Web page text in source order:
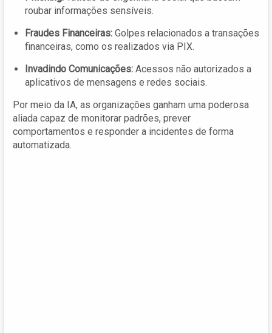
roubar informações sensíveis.
Fraudes Financeiras: Golpes relacionados a transações
financeiras, como os realizados via PIX.
Invadindo Comunicações: Acessos não autorizados a
aplicativos de mensagens e redes sociais.
Por meio da IA, as organizações ganham uma poderosa
aliada capaz de monitorar padrões, prever
comportamentos e responder a incidentes de forma
automatizada.